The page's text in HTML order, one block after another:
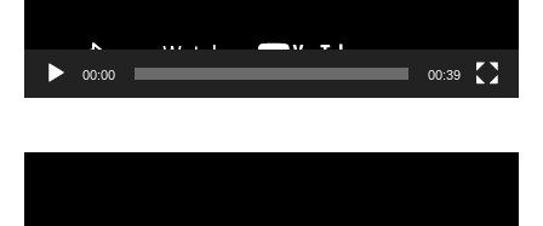
00:00 00:39